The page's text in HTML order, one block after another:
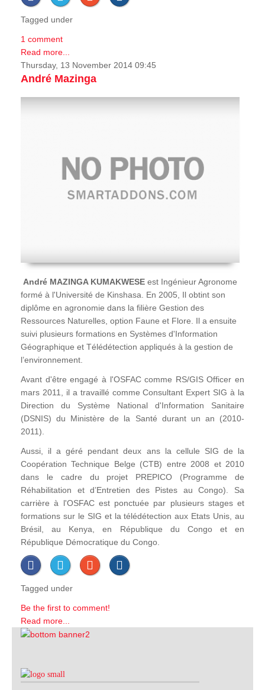
Tagged under
1 comment
Read more...
Thursday, 13 November 2014 09:45
André Mazinga
André MAZINGA KUMAKWESE est Ingénieur Agronome
formé à l'Université de Kinshasa. En 2005, Il obtint son
diplôme en agronomie dans la filière Gestion des
Ressources Naturelles, option Faune et Flore. Il a ensuite
suivi plusieurs formations en Systèmes d'Information
Géographique et Télédétection appliqués à la gestion de
l’environnement.
Avant d'être engagé à l'OSFAC comme RS/GIS Officer en
mars 2011, il a travaillé comme Consultant Expert SIG à la
Direction du Système National d'Information Sanitaire
(DSNIS) du Ministère de la Santé durant un an (2010-
2011).
Aussi, il a géré pendant deux ans la cellule SIG de la
Coopération Technique Belge (CTB) entre 2008 et 2010
dans le cadre du projet PREPICO (Programme de
Réhabilitation et d’Entretien des Pistes au Congo). Sa
carrière à l'OSFAC est ponctuée par plusieurs stages et
formations sur le SIG et la télédétection aux Etats Unis, au
Brésil, au Kenya, en République du Congo et en
République Démocratique du Congo.
Tagged under
Be the first to comment!
Read more...